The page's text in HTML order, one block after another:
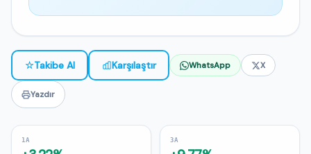
☆Takibe Al Karşılaştır WhatsApp X
Yazdır
1A 3A